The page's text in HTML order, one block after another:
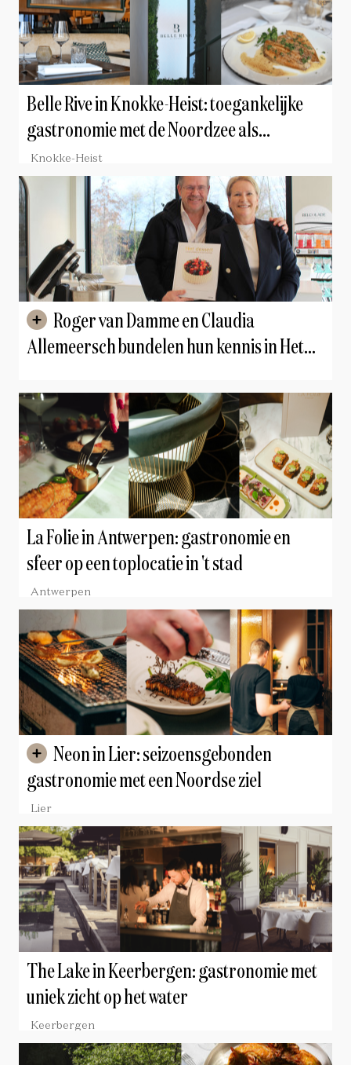
Belle Rive in Knokke-Heist: toegankelijke
gastronomie met de Noordzee als
inspiratiebron
Knokke-Heist
Allemeersch bundelen hun kennis in Het
La Folie in Antwerpen: gastronomie en
sfeer op een toplocatie in 't stad
Antwerpen
gastronomie met een Noordse ziel
Lier
The Lake in Keerbergen: gastronomie met
uniek zicht op het water
Keerbergen